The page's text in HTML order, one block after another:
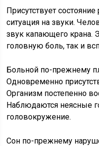
Присутствует состояние
ситуация на звуки.
звук капающего крана.
головную боль, так и
Больной по-прежнему
Одновременно
Организм постепенно
Наблюдаются неясные
головокружение.
Сон по-прежнему